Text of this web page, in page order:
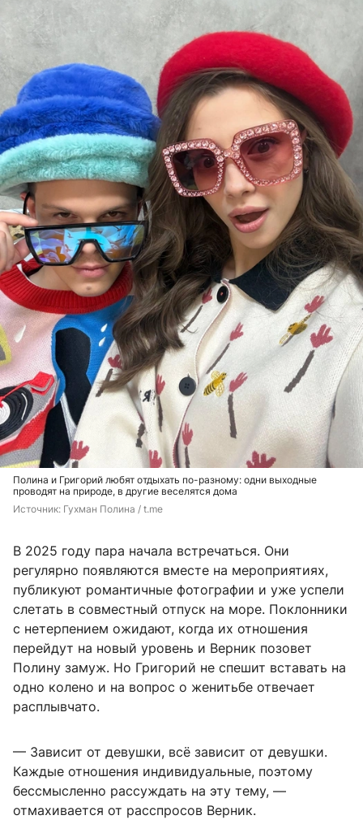
Полина и Григорий любят отдыхать по-разному: одни выходные
проводят на природе, в другие веселятся дома
Источник: Гухман Полина / t.me
В 2025 году пара начала встречаться. Они
регулярно появляются вместе на мероприятиях,
публикуют романтичные фотографии и уже успели
слетать в совместный отпуск на море. Поклонники
с нетерпением ожидают, когда их отношения
перейдут на новый уровень и Верник позовет
Полину замуж. Но Григорий не спешит вставать на
одно колено и на вопрос о женитьбе отвечает
расплывчато.
— Зависит от девушки, всё зависит от девушки.
Каждые отношения индивидуальные, поэтому
бессмысленно рассуждать на эту тему, —
отмахивается от расспросов Верник.